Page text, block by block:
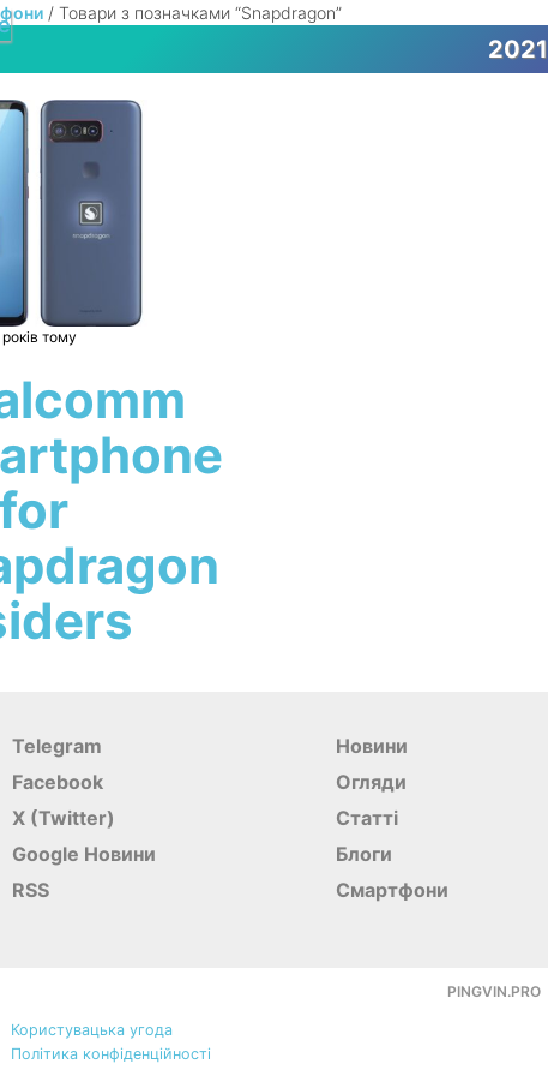
/ Товари з позначками “Snapdragon”
2021
років тому
for
Telegram
Facebook
X (Twitter)
Google Новини
RSS
Новини
Огляди
Статті
Блоги
Смартфони
PINGVIN.PRO
Користувацька угода
Політика конфіденційності